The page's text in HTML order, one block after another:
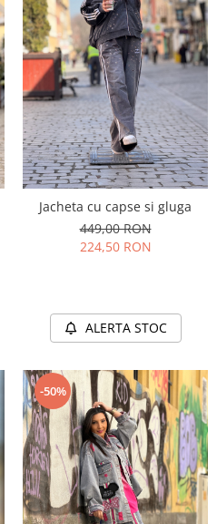
Jacheta cu capse si gluga
449,00 RON
224,50 RON
ALERTA STOC
-50%